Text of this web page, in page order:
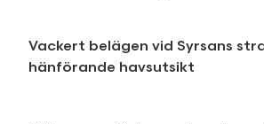
Vackert belägen vid Syrsans
hänförande havsutsikt